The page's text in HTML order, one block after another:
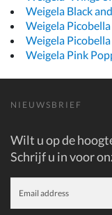
Weigela Black
Weigela Picobella
Weigela Picobella
Weigela Pink
NIEUWSBRIEF
Wilt u op de
Schrijf u in voor